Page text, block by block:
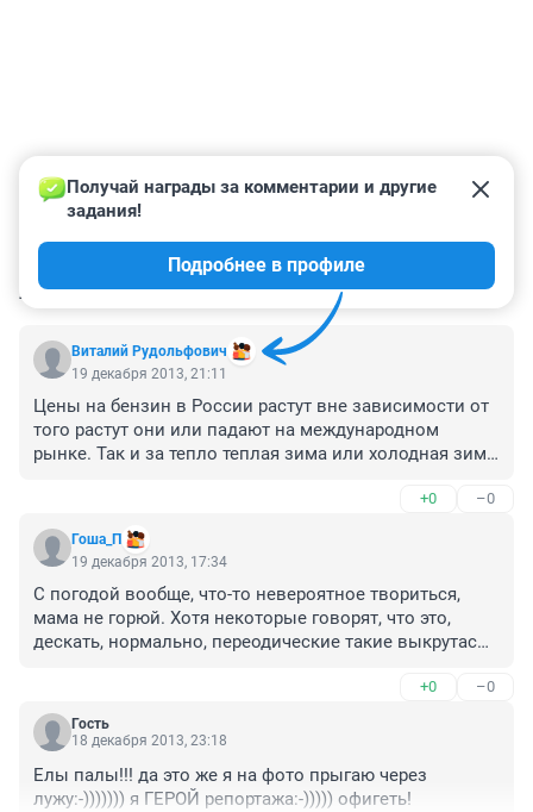
КОММЕНТАРИИ 146
Виталий Рудольфович
Получай награды за комментарии и другие
задания!
Подробнее в профиле
19 декабря 2013, 21:11
Цены на бензин в России растут вне зависимости от
того растут они или падают на международном
рынке. Так и за тепло теплая зима или холодная зима
+0 –0
Гоша_П
19 декабря 2013, 17:34
С погодой вообще, что-то невероятное твориться,
мама не горюй. Хотя некоторые говорят, что это,
дескать, нормально, переодические такие выкрутасы
+0 –0
Гость
18 декабря 2013, 23:18
Елы палы!!! да это же я на фото прыгаю через
лужу:-))))))) я ГЕРОЙ репортажа:-))))) офигеть!